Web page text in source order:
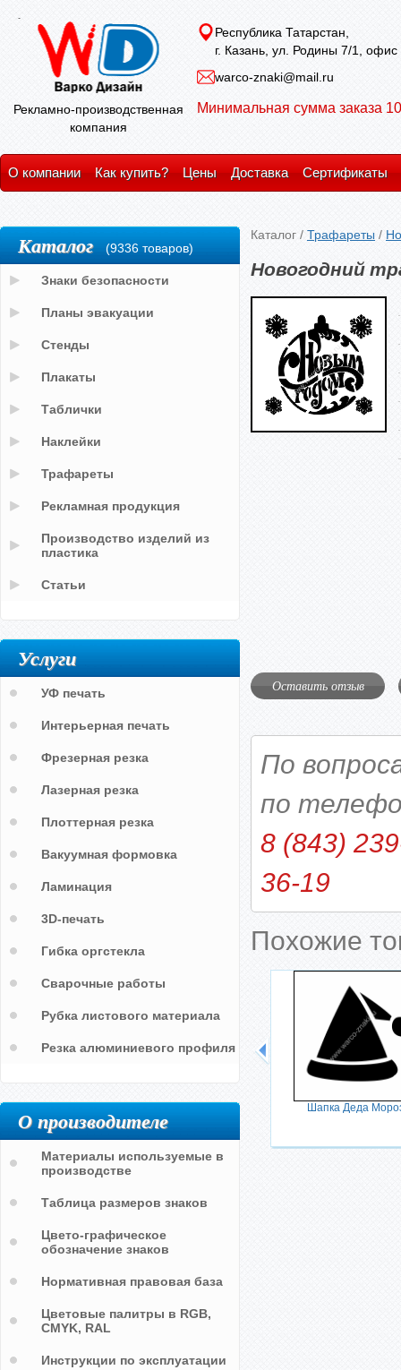
Рекламно-производственная
компания
Республика Татарстан,
г. Казань, ул. Родины 7/1, офис
warco-znaki@mail.ru
Минимальная сумма заказа
О компании Как купить? Цены Доставка Сертификаты
Каталог / Трафареты /
Новогодний
Оставить отзыв
По
по
8 (843)
36-19
Похожие
Шапка Деда
Каталог (9336 товаров)
Знаки безопасности
Планы эвакуации
Стенды
Плакаты
Таблички
Наклейки
Трафареты
Рекламная продукция
Производство изделий из
пластика
Статьи
Услуги
УФ печать
Интерьерная печать
Фрезерная резка
Лазерная резка
Плоттерная резка
Вакуумная формовка
Ламинация
3D-печать
Гибка оргстекла
Сварочные работы
Рубка листового материала
Резка алюминиевого профиля
О производителе
Материалы используемые в
производстве
Таблица размеров знаков
Цвето-графическое
обозначение знаков
Нормативная правовая база
Цветовые палитры в RGB,
CMYK, RAL
Инструкции по эксплуатации